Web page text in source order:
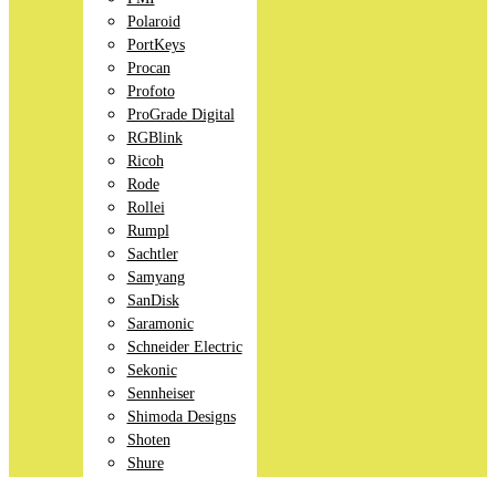
Polaroid
PortKeys
Procan
Profoto
ProGrade Digital
RGBlink
Ricoh
Rode
Rollei
Rumpl
Sachtler
Samyang
SanDisk
Saramonic
Schneider Electric
Sekonic
Sennheiser
Shimoda Designs
Shoten
Shure